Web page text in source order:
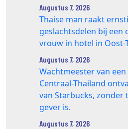
Augustus 7, 2026
Thaise man raakt
geslachtsdelen bij een
vrouw in hotel in Oost-
Augustus 7, 2026
Wachtmeester van
Centraal-Thailand
van Starbucks, zonder
gever is.
Augustus 7, 2026